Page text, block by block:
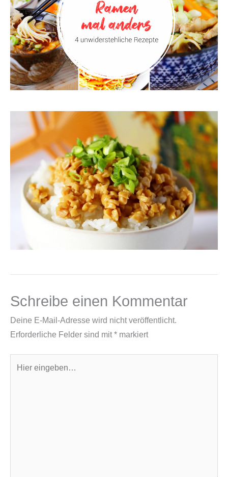
Schreibe einen Kommentar
Deine E-Mail-Adresse wird nicht veröffentlicht.
Erforderliche Felder sind mit* markiert
eingeben…